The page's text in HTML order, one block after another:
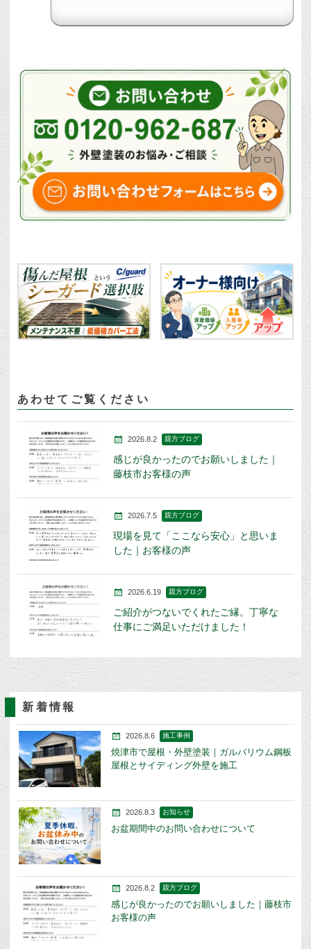
あわせてご覧ください
2026.8.2 親方ブログ
感じが良かったのでお願いしました｜
藤枝市お客様の声
2026.7.5 親方ブログ
現場を見て「ここなら安心」と思いま
した｜お客様の声
2026.6.19 親方ブログ
ご紹介がつないでくれたご縁。丁寧な
仕事にご満足いただけました！
新着情報
2026.8.6 施工事例
焼津市で屋根・外壁塗装｜ガルバリウム鋼板
屋根とサイディング外壁を施工
2026.8.3 お知らせ
お盆期間中のお問い合わせについて
2026.8.2 親方ブログ
感じが良かったのでお願いしました｜藤枝市
お客様の声